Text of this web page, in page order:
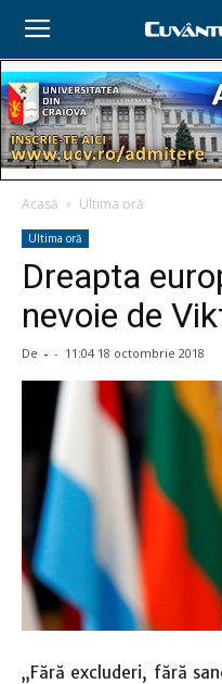
Acasă Ultima oră
Ultima oră
Dreapta
nevoie de
De - - 11:04 18 octombrie 2018
„Fără excluderi, fără